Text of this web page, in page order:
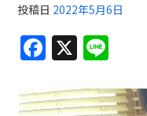
投稿日 2022年5月6日
F
a
c
X
e